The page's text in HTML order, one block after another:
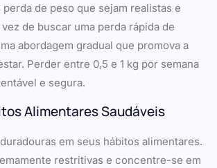
de peso que sejam realistas e
de buscar uma perda rápida de
abordagem gradual que promova a
Perder entre 0,5 e 1 kg por semana
e segura.
Alimentares Saudáveis
em seus hábitos alimentares.
restritivas e concentre-se em